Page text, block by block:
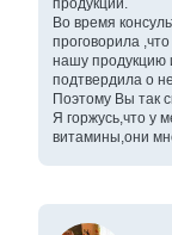
продукции.
Во время
проговорила
нашу продукцию
подтвердила о
Поэтому Вы так
Я горжусь,что у
витамины,они